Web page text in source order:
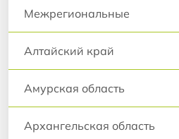
Межрегиональные
Алтайский край
Амурская область
Архангельская область